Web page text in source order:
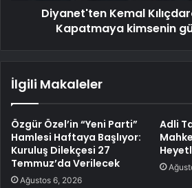
Diyanet'ten Kemal
Kapatmaya kimsenin
İlgili Makaleler
Özgür Özel’in “Yeni Parti”
Hamlesi Haftaya Başlıyor:
Kuruluş Dilekçesi 27
Temmuz’da Verilecek
Ağustos 6, 2026
Adli